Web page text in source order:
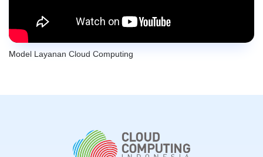
Model Layanan Cloud Computing